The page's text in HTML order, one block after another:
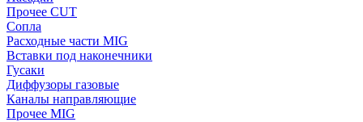
Прочее CUT
Сопла
Расходные части MIG
Вставки под наконечники
Гусаки
Диффузоры газовые
Каналы направляющие
Прочее MIG